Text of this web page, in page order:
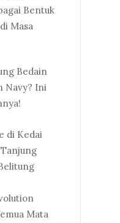
Bentuk
Masa
Bedain
Navy? Ini
di Kedai
Mata